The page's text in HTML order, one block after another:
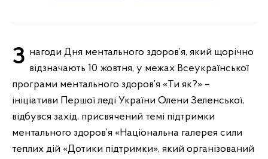
З нагоди Дня ментального здоров’я, який щорічно відзначають 10 жовтня, у межах Всеукраїнської
програми ментального здоров’я «Ти як?» –
ініціативи Першої леді України Олени Зеленської,
відбувся захід, присвячений темі підтримки
ментального здоров’я «Національна галерея сили
теплих дій «Дотики підтримки», який організований